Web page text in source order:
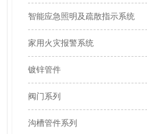
智能应急照明及疏散指示系统
家用火灾报警系统
镀锌管件
阀门系列
沟槽管件系列